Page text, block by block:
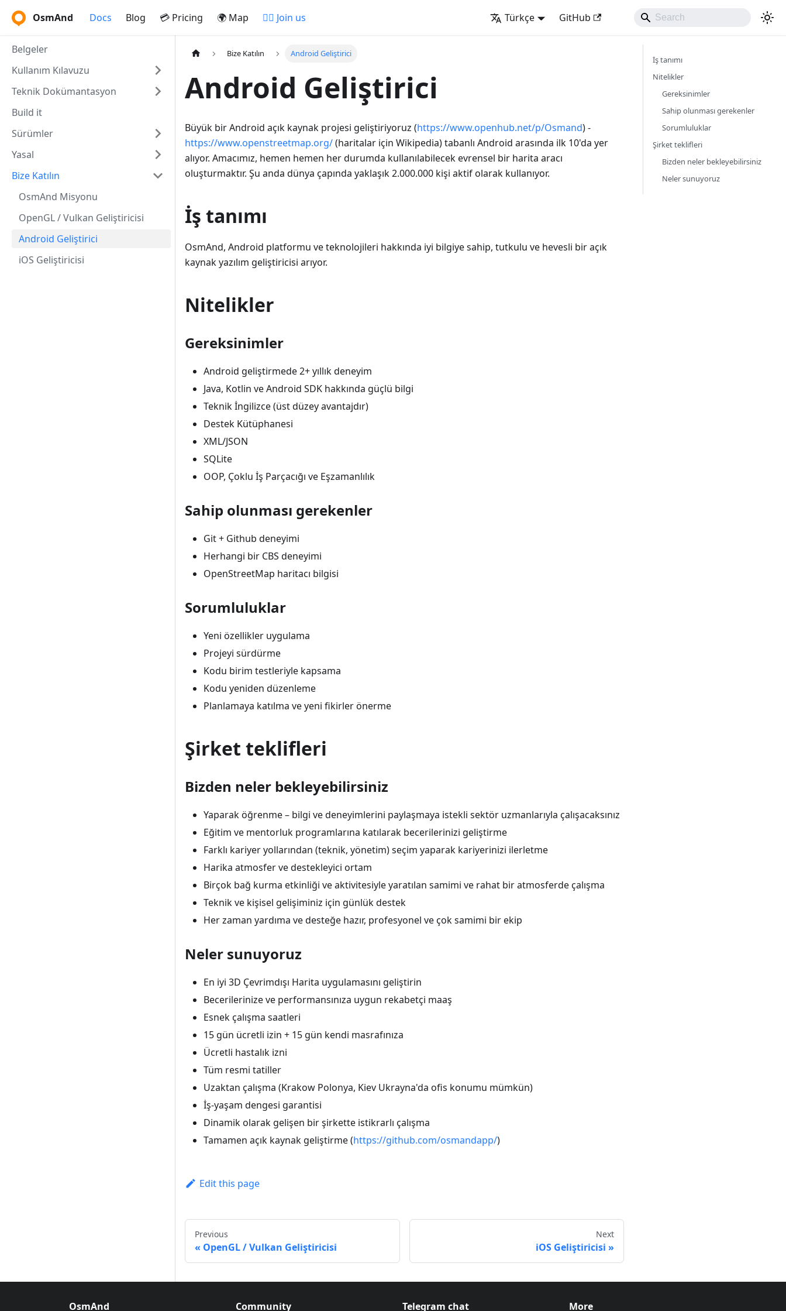
OsmAnd Docs Blog 💳 Pricing 🌍 Map 🚵‍♂️ Join us Türkçe GitHub
Belgeler
Kullanım Kılavuzu
Teknik Dokümantasyon
Build it
Sürümler
Yasal
Bize Katılın
OsmAnd Misyonu
OpenGL / Vulkan Geliştiricisi
Android Geliştirici
iOS Geliştiricisi
Bize Katılın Android Geliştirici
Android Geliştirici
Büyük bir Android açık kaynak projesi geliştiriyoruz (https://www.openhub.net/p/Osmand) -
https://www.openstreetmap.org/(haritalar için Wikipedia) tabanlı Android arasında ilk 10'da yer
alıyor. Amacımız, hemen hemen her durumda kullanılabilecek evrensel bir harita aracı
oluşturmaktır. Şu anda dünya çapında yaklaşık 2.000.000 kişi aktif olarak kullanıyor.
İş tanımı
OsmAnd, Android platformu ve teknolojileri hakkında iyi bilgiye sahip, tutkulu ve hevesli bir açık
kaynak yazılım geliştiricisi arıyor.
Nitelikler
Gereksinimler
Android geliştirmede 2+ yıllık deneyim
Java, Kotlin ve Android SDK hakkında güçlü bilgi
Teknik İngilizce (üst düzey avantajdır)
Destek Kütüphanesi
XML/JSON
SQLite
OOP, Çoklu İş Parçacığı ve Eşzamanlılık
Sahip olunması gerekenler
Git + Github deneyimi
Herhangi bir CBS deneyimi
OpenStreetMap haritacı bilgisi
Sorumluluklar
Yeni özellikler uygulama
Projeyi sürdürme
Kodu birim testleriyle kapsama
Kodu yeniden düzenleme
Planlamaya katılma ve yeni fikirler önerme
Şirket teklifleri
Bizden neler bekleyebilirsiniz
Yaparak öğrenme – bilgi ve deneyimlerini paylaşmaya istekli sektör uzmanlarıyla çalışacaksınız
Eğitim ve mentorluk programlarına katılarak becerilerinizi geliştirme
Farklı kariyer yollarından (teknik, yönetim) seçim yaparak kariyerinizi ilerletme
Harika atmosfer ve destekleyici ortam
Birçok bağ kurma etkinliği ve aktivitesiyle yaratılan samimi ve rahat bir atmosferde çalışma
Teknik ve kişisel gelişiminiz için günlük destek
Her zaman yardıma ve desteğe hazır, profesyonel ve çok samimi bir ekip
Neler sunuyoruz
En iyi 3D Çevrimdışı Harita uygulamasını geliştirin
Becerilerinize ve performansınıza uygun rekabetçi maaş
Esnek çalışma saatleri
15 gün ücretli izin + 15 gün kendi masrafınıza
Ücretli hastalık izni
Tüm resmi tatiller
Uzaktan çalışma (Krakow Polonya, Kiev Ukrayna'da ofis konumu mümkün)
İş-yaşam dengesi garantisi
Dinamik olarak gelişen bir şirkette istikrarlı çalışma
Tamamen açık kaynak geliştirme (https://github.com/osmandapp/)
Edit this page
Previous
OpenGL / Vulkan Geliştiricisi
Next
iOS Geliştiricisi
İş tanımı
Nitelikler
Gereksinimler
Sahip olunması gerekenler
Sorumluluklar
Şirket teklifleri
Bizden neler bekleyebilirsiniz
Neler sunuyoruz
OsmAnd Community Telegram chat More